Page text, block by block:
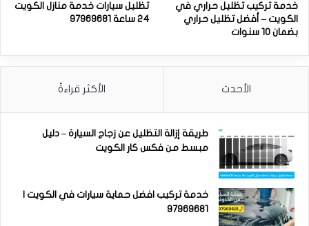
خدمة تركيب تظليل حراري في
الكويت – أفضل تظليل حراري
بضمان 10 سنوات
تظليل سيارات خدمة منازل الكويت
24 ساعة 97969681
الأحدث الأكثر قراءةً
طريقة إزالة التظليل عن زجاج السيارة – دليل
مبسط من فكس كار الكويت
خدمة تركيب افضل حماية سيارات في الكويت |
97969681